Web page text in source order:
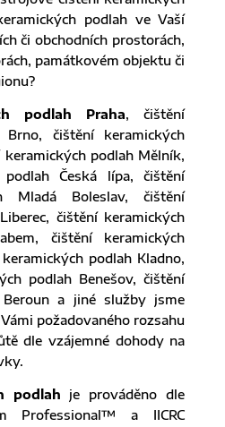
podlah ve Vaší
či obchodních prostorách,
památkovém objektu či
podlah Praha, čištění
Brno, čištění keramických
podlah Mělník,
Česká lípa, čištění
Mladá Boleslav, čištění
čištění keramických
čištění keramických
podlah Kladno,
podlah Benešov, čištění
Beroun a jiné služby jsme
požadovaného rozsahu
dle vzájemné dohody na
podlah je prováděno dle
Professional™ a IICRC